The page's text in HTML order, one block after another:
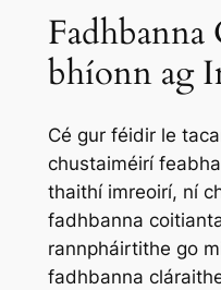
bhíonn ag
Cé gur féidir le
chustaiméirí
thaithí imreoirí, ní
fadhbanna
rannpháirtithe go
fadhbanna